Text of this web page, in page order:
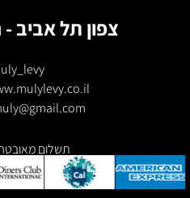
צפון תל אביב -
תשלום